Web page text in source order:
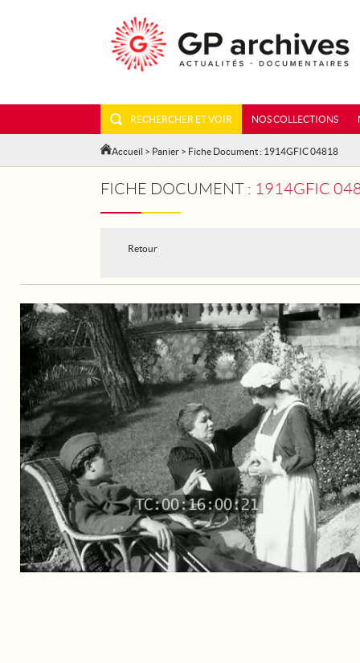
RECHERCHER ET VOIR NOS COLLECTIONS
Accueil > Panier > Fiche Document : 1914GFIC 04818
FICHE DOCUMENT : 1914GFIC
Retour